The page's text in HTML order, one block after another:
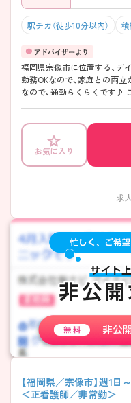
駅チカ（徒歩10分以内）
福岡県宗像市に位置する、デ
勤務OKなので、家庭との両
なので、通勤らくらくです♪
お気に入り
求
【福岡県／宗像市】週1
＜正看護師／非常勤＞